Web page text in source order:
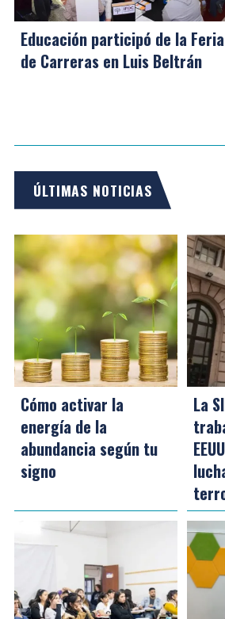
Educación participó de la Feria
de Carreras en Luis Beltrán
ÚLTIMAS NOTICIAS
Cómo activar la
energía de la
abundancia según tu
signo
La